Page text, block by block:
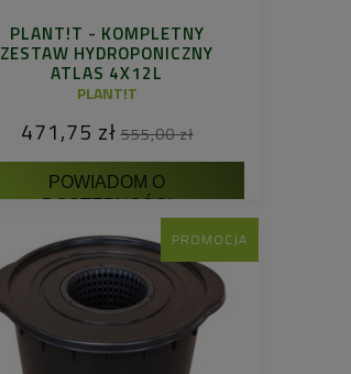
PLANT!T - KOMPLETNY
ZESTAW HYDROPONICZNY
ATLAS 4X12L
PLANT!T
471,75 zł 555,00 zł
POWIADOM O
DOSTĘPNOŚCI
PROMOCJA